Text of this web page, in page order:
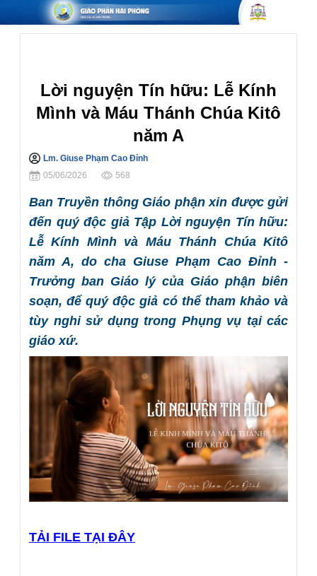
Lời nguyện Tín hữu: Lễ Kính
Mình và Máu Thánh Chúa Kitô
năm A
Lm. Giuse Phạm Cao Đỉnh
05/06/2026
568
Ban Truyền thông Giáo phận xin được gửi
đến quý độc giả Tập Lời nguyện Tín hữu:
Lễ Kính Mình và Máu Thánh Chúa Kitô
năm A, do cha Giuse Phạm Cao Đỉnh -
Trưởng ban Giáo lý của Giáo phận biên
soạn, để quý độc giả có thể tham khảo và
tùy nghi sử dụng trong Phụng vụ tại các
giáo xứ.
TẢI FILE TẠI ĐÂY